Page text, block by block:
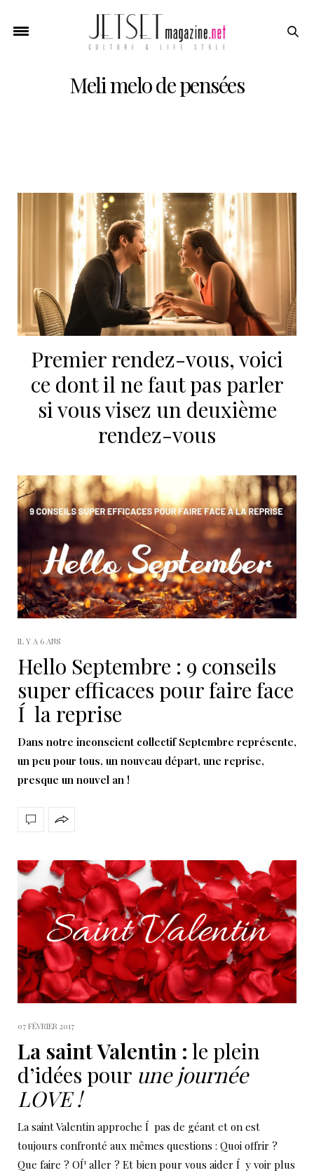
Meli melo de pensées
Premier rendez-vous, voici
ce dont il ne faut pas parler
si vous visez un deuxième
rendez-vous
IL Y A 6 ANS
Hello Septembre : 9 conseils
super efficaces pour faire face
Í la reprise
Dans notre inconscient collectif Septembre représente,
un peu pour tous, un nouveau départ, une reprise,
presque un nouvel an !
07 FÉVRIER 2017
La saint Valentin : le plein
d’idées pour une journée
LOVE !
La saint Valentin approche Í pas de géant et on est
toujours confronté aux mêmes questions : Quoi offrir ?
Que faire ? OÍ¹ aller ? Et bien pour vous aider Í y voir plus